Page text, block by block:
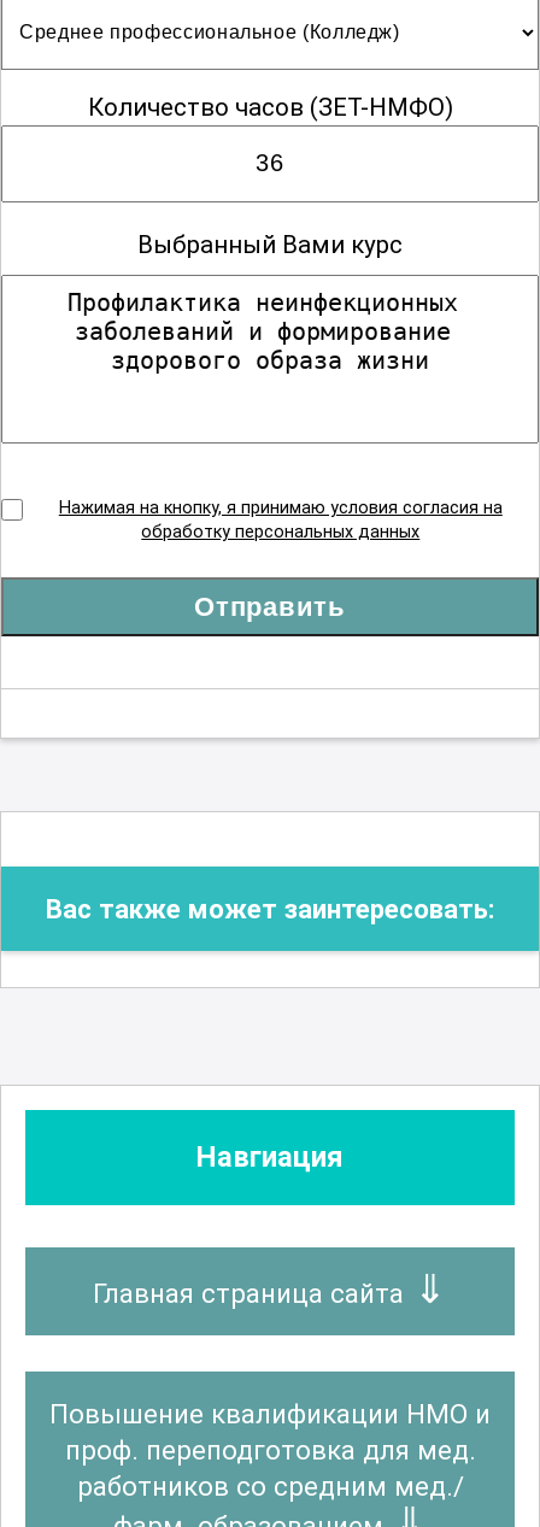
Наркология
Общая практика
Операционное дело
Скорая и неотложная помощь
Стоматология ортопедическая
Стоматология профилактическая
Фармация
Количество часов (ЗЕТ-НМФО)
Выбранный Вами курс
Нажимая на кнопку, я принимаю условия согласия на
обработку персональных данных
Отправить
Вас также может заинтересовать:
Навгиация
Главная страница сайта
Повышение квалификации НМО и
проф. переподготовка для мед.
работников со средним мед./